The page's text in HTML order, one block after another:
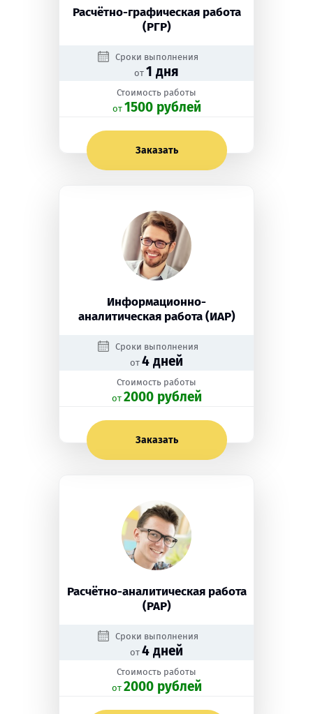
Расчётно-графическая работа
(РГР)
Сроки выполнения
от 1 дня
Стоимость работы
oт 1500 рублей
Заказать
Информационно-
аналитическая работа (ИАР)
Сроки выполнения
от 4 дней
Стоимость работы
oт 2000 рублей
Заказать
Расчётно-аналитическая работа
(РАР)
Сроки выполнения
от 4 дней
Стоимость работы
oт 2000 рублей